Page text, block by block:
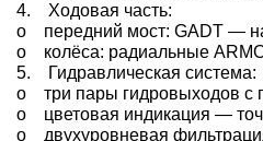
4. Ходовая часть:
o передний мост: GADT —
o колёса: радиальные
5. Гидравлическая система:
o три пары гидровыходов с
o цветовая индикация —
o двухуровневая